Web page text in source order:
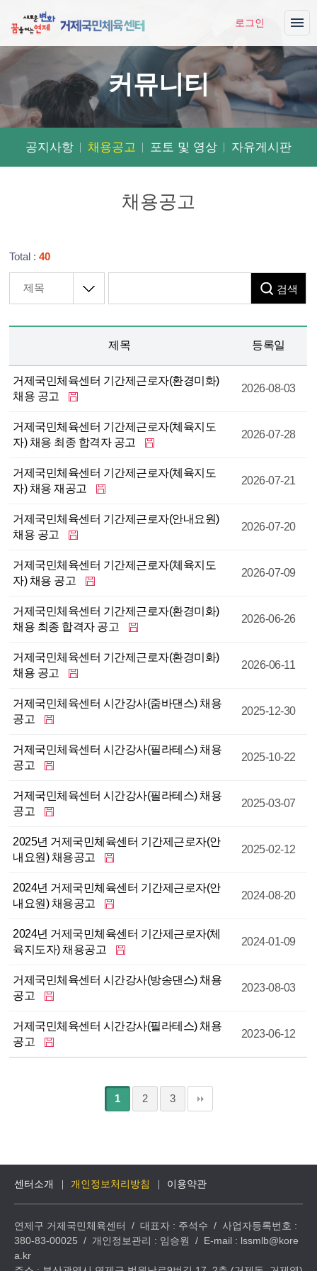
로그인
커뮤니티
공지사항 채용공고 포토 및 영상 자유게시판
채용공고
Total :40
대
어
수
검색
제목 등록일
거제국민체육센터 기간제근로자(환경미화)
채용 공고
2026-08-03
거제국민체육센터 기간제근로자(체육지도
자) 채용 최종 합격자 공고
2026-07-28
거제국민체육센터 기간제근로자(체육지도
자) 채용 재공고
2026-07-21
거제국민체육센터 기간제근로자(안내요원)
채용 공고
2026-07-20
거제국민체육센터 기간제근로자(체육지도
자) 채용 공고
2026-07-09
거제국민체육센터 기간제근로자(환경미화)
채용 최종 합격자 공고
2026-06-26
거제국민체육센터 기간제근로자(환경미화)
채용 공고
2026-06-11
거제국민체육센터 시간강사(줌바댄스) 채용
공고
2025-12-30
거제국민체육센터 시간강사(필라테스) 채용
공고
2025-10-22
거제국민체육센터 시간강사(필라테스) 채용
공고
2025-03-07
2025년 거제국민체육센터 기간제근로자(안
내요원) 채용공고
2025-02-12
2024년 거제국민체육센터 기간제근로자(안
내요원) 채용공고
2024-08-20
2024년 거제국민체육센터 기간제근로자(체
육지도자) 채용공고
2024-01-09
거제국민체육센터 시간강사(방송댄스) 채용
공고
2023-08-03
거제국민체육센터 시간강사(필라테스) 채용
공고
2023-06-12
열
1
페
2페
3페
센터소개 개인정보처리방침 이용약관
연제구 거제국민체육센터 / 대표자 : 주석수 / 사업자등록번호 :
380-83-00025 / 개인정보관리 : 임승원 / E-mail : lssmlb@kore
a.kr